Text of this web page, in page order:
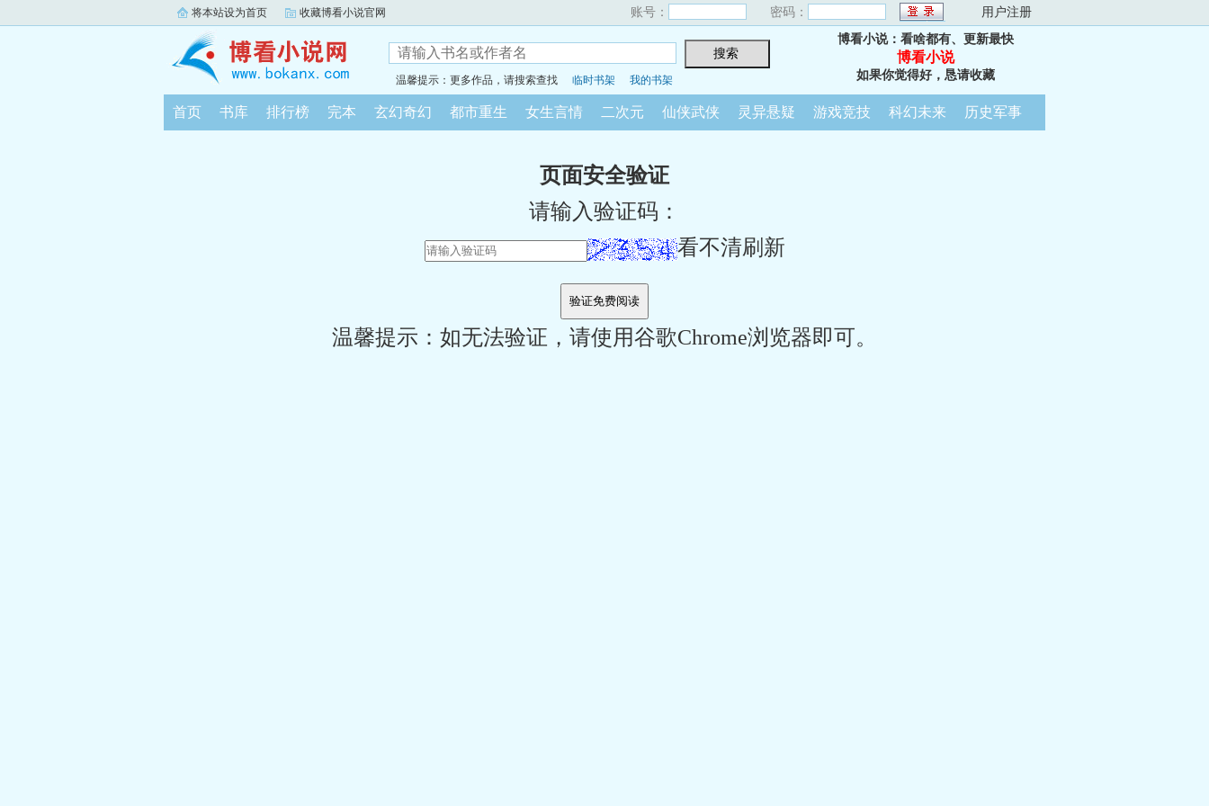
将本站设为首页 收藏博看小说官网 账号： 密码： 用户注册
温馨提示：更多作品，请搜索查找 临时书架 我的书架
博看小说：看啥都有、更新最快
博看小说
如果你觉得好，恳请收藏
首页 书库 排行榜 完本 玄幻奇幻 都市重生 女生言情 二次元 仙侠武侠 灵异悬疑 游戏竞技 科幻未来 历史军事
页面安全验证
请输入验证码：
看不清刷新
温馨提示：如无法验证，请使用谷歌Chrome浏览器即可。